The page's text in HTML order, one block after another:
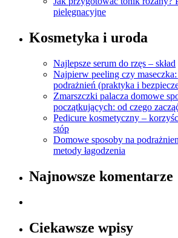
pielęgnacyjne
Kosmetyka i uroda
Najlepsze serum do rzęs – skład
Najpierw peeling czy
podrażnień (praktyka i
Zmarszczki palacza domowe
początkujących: od czego
Pedicure kosmetyczny –
stóp
Domowe sposoby na
metody łagodzenia
Najnowsze komentarze
Ciekawsze wpisy